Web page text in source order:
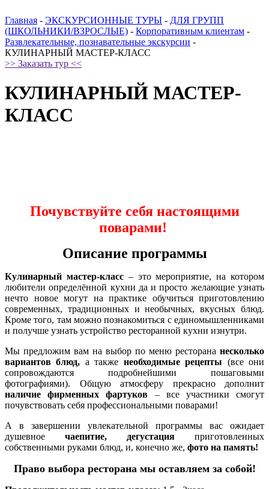
Главная - ЭКСКУРСИОННЫЕ ТУРЫ - ДЛЯ ГРУПП
(ШКОЛЬНИКИ/ВЗРОСЛЫЕ) - Корпоративным клиентам -
Развлекательные, познавательные экскурсии -
КУЛИНАРНЫЙ МАСТЕР-КЛАСС
>> Заказать тур <<
КУЛИНАРНЫЙ МАСТЕР-
КЛАСС
Почувствуйте себя настоящими
поварами!
Описание программы
Кулинарный мастер-класс– это мероприятие, на котором
любители определённой кухни да и просто желающие узнать
нечто новое могут на практике обучиться приготовлению
современных, традиционных и необычных, вкусных блюд.
Кроме того, там можно познакомиться с единомышленниками
и получше узнать устройство ресторанной кухни изнутри.
Мы предложим вам на выбор по меню ресторана несколько
вариантов блюд, а также необходимые рецепты (все они
сопровождаются подробнейшими пошаговыми
фотографиями). Общую атмосферу прекрасно дополнит
наличие фирменных фартуков – все участники смогут
почувствовать себя профессиональными поварами!
А в завершении увлекательной программы вас ожидает
душевное чаепитие, дегустация приготовленных
собственными руками блюд, и, конечно же, фото на память!
Право выбора ресторана мы оставляем за собой!